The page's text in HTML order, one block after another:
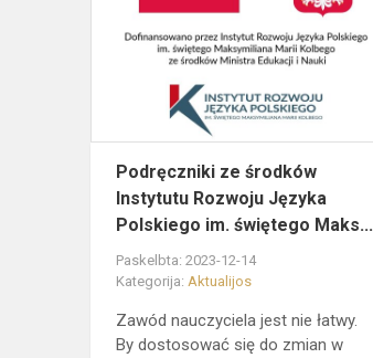
Podręczniki ze środków
Instytutu Rozwoju Języka
Polskiego im. świętego Maks...
Paskelbta: 2023-12-14
Kategorija: Aktualijos
Zawód nauczyciela jest nie łatwy.
By dostosować się do zmian w